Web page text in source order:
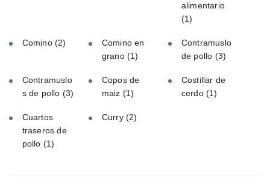
alimentario
(1)
Comino (2)
Comino en
grano (1)
Contramuslo
de pollo (3)
Contramuslo
s de pollo (3)
Copos de
maiz (1)
Costillar de
cerdo(1)
Cuartos
traseros de
pollo (1)
Curry (2)